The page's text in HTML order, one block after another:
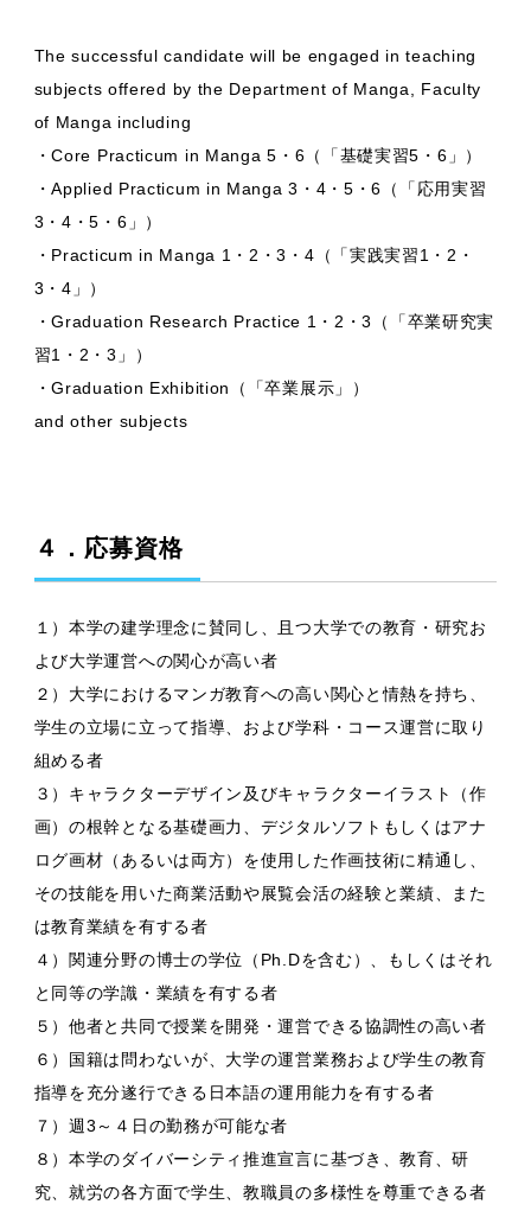
The successful candidate will be engaged in teaching
subjects offered by the Department of Manga, Faculty
of Manga including
・Core Practicum in Manga 5・6（「基礎実習5・6」）
・Applied Practicum in Manga 3・4・5・6（「応用実習
3・4・5・6」）
・Practicum in Manga 1・2・3・4（「実践実習1・2・
3・4」）
・Graduation Research Practice 1・2・3（「卒業研究実
習1・2・3」）
・Graduation Exhibition（「卒業展示」）
and other subjects
４．応募資格
１）本学の建学理念に賛同し、且つ大学での教育・研究お
よび大学運営への関心が高い者
２）大学におけるマンガ教育への高い関心と情熱を持ち、
学生の立場に立って指導、および学科・コース運営に取り
組める者
３）キャラクターデザイン及びキャラクターイラスト（作
画）の根幹となる基礎画力、デジタルソフトもしくはアナ
ログ画材（あるいは両方）を使用した作画技術に精通し、
その技能を用いた商業活動や展覧会活の経験と業績、また
は教育業績を有する者
４）関連分野の博士の学位（Ph.Dを含む）、もしくはそれ
と同等の学識・業績を有する者
５）他者と共同で授業を開発・運営できる協調性の高い者
６）国籍は問わないが、大学の運営業務および学生の教育
指導を充分遂行できる日本語の運用能力を有する者
７）週3～４日の勤務が可能な者
８）本学のダイバーシティ推進宣言に基づき、教育、研
究、就労の各方面で学生、教職員の多様性を尊重できる者